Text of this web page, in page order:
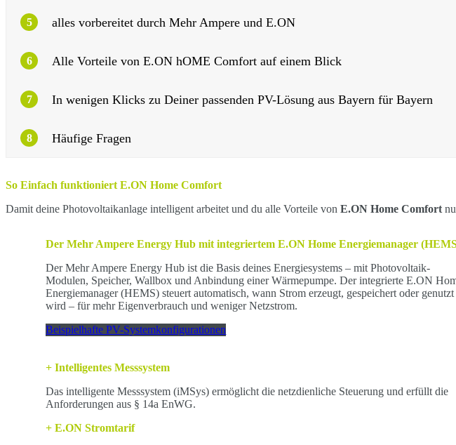
5 alles vorbereitet durch Mehr Ampere und E.ON
6 Alle Vorteile von E.ON hOME Comfort auf einem Blick
7 In wenigen Klicks zu Deiner passenden PV-Lösung aus Bayern für Bayern
8 Häufige Fragen
So Einfach funktioniert E.ON Home Comfort
Damit deine Photovoltaikanlage intelligent arbeitet und du alle Vorteile von E.ON Home Comfort
Der Mehr Ampere Energy Hub mit integriertem E.ON Home Energiemanager
Der Mehr Ampere Energy Hub ist die Basis deines Energiesystems – mit Photovoltaik-
Modulen, Speicher, Wallbox und Anbindung einer Wärmepumpe. Der integrierte E.ON
Energiemanager (HEMS) steuert automatisch, wann Strom erzeugt, gespeichert oder genutzt
wird – für mehr Eigenverbrauch und weniger Netzstrom.
Beispielhafte PV-Systemkonfigurationen
+ Intelligentes Messsystem
Das intelligente Messsystem (iMSys) ermöglicht die netzdienliche Steuerung und erfüllt die
Anforderungen aus § 14a EnWG.
+ E.ON Stromtarif